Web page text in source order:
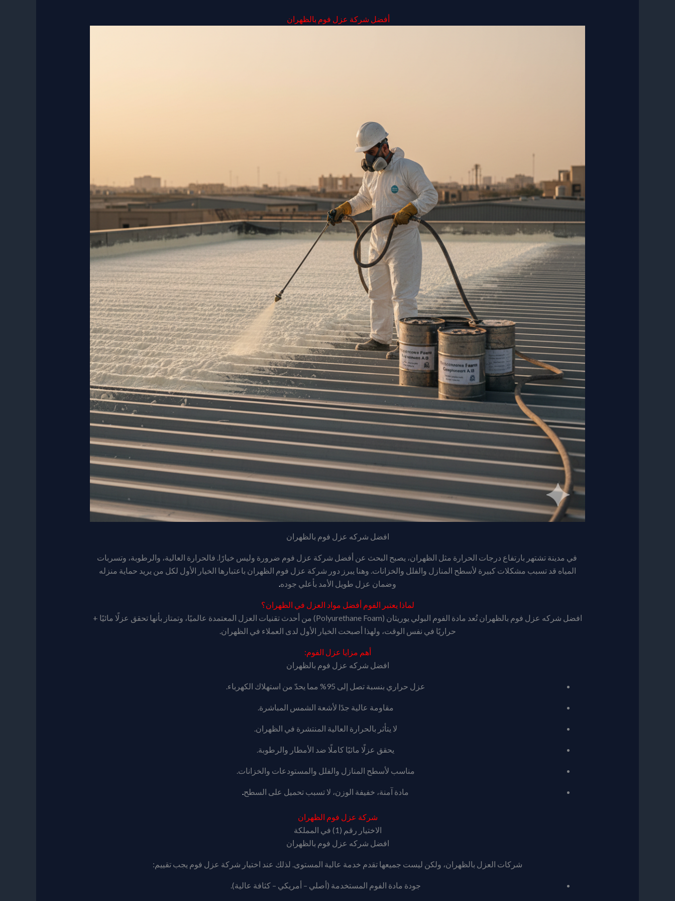
أفضل شركة عزل فوم بالظهران
افضل شركه عزل فوم بالظهران
في مدينة تشتهر بارتفاع درجات الحرارة مثل الظهران، يصبح البحث عن أفضل شركة عزل فوم ضرورة وليس خيارًا. فالحرارة العالية، والرطوبة، وتسربات
المياه قد تسبب مشكلات كبيرة لأسطح المنازل والفلل والخزانات. وهنا يبرز دور شركة عزل فوم الظهران باعتبارها الخيار الأول لكل من يريد حماية منزله
وضمان عزل طويل الأمد بأعلي جوده
لماذا يعتبر الفوم أفضل مواد العزل في الظهران؟
افضل شركه عزل فوم بالظهران تُعد مادة الفوم البولي يوريثان (Polyurethane Foam) من أحدث تقنيات العزل المعتمدة عالميًا، وتمتاز بأنها تحقق عزلًا مائيًا +
حراريًا في نفس الوقت، ولهذا أصبحت الخيار الأول لدى العملاء في الظهران.
أهم مزايا عزل الفوم:
افضل شركه عزل فوم بالظهران
عزل حراري بنسبة تصل إلى 95% مما يحدّ من استهلاك الكهرباء.
مقاومة عالية جدًا لأشعة الشمس المباشرة.
لا يتأثر بالحرارة العالية المنتشرة في الظهران.
يحقق عزلًا مائيًا كاملًا ضد الأمطار والرطوبة.
مناسب لأسطح المنازل والفلل والمستودعات والخزانات.
مادة آمنة، خفيفة الوزن، لا تسبب تحميل على السطح
شركة عزل فوم الظهران
الاختيار رقم (1) في المملكة
افضل شركه عزل فوم بالظهران
شركات العزل بالظهران، ولكن ليست جميعها تقدم خدمة عالية المستوى. لذلك عند اختيار شركة عزل فوم يجب تقييم:
جودة مادة الفوم المستخدمة (أصلي – أمريكي – كثافة عالية).